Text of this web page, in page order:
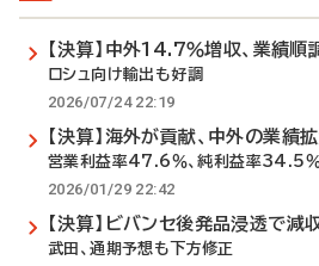
【決算】中外14.7％増収、業績順
ロシュ向け輸出も好調
2026/07/24 22:19
【決算】海外が貢献、中外の業績
営業利益率47.6％、純利益率34.5
2026/01/29 22:42
【決算】ビバンセ後発品浸透で減
武田、通期予想も下方修正